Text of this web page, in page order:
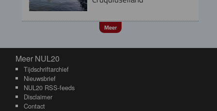
Meer
Meer NUL20
Meer NUL20
Tijdschriftarchief
Nieuwsbrief
NUL20 RSS-feeds
Disclaimer
Contact